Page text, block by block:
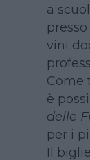
a
presso
vini
Come
è
delle
per i
Il